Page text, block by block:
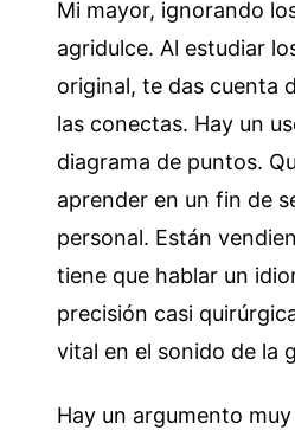
Mi mayor, ignorando
agridulce. Al estudiar
original, te das cuenta
las conectas. Hay un
diagrama de puntos.
aprender en un fin de
personal. Están
tiene que hablar un
precisión casi
vital en el sonido de la
Hay un argumento